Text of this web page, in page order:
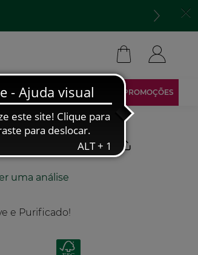
ÁREA RESERVADA PROMOÇÕES
uma análise
e Purificado!